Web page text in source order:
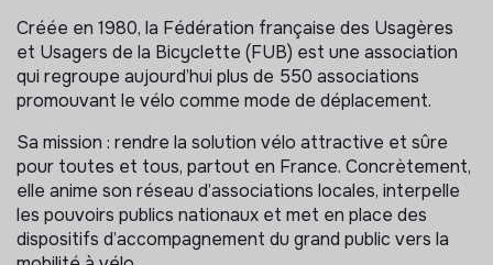
Créée en 1980, la Fédération française des Usagères
et Usagers de la Bicyclette (FUB) est une association
qui regroupe aujourd’hui plus de 550 associations
promouvant le vélo comme mode de déplacement.
Sa mission : rendre la solution vélo attractive et sûre
pour toutes et tous, partout en France. Concrètement,
elle anime son réseau d’associations locales, interpelle
les pouvoirs publics nationaux et met en place des
dispositifs d’accompagnement du grand public vers la